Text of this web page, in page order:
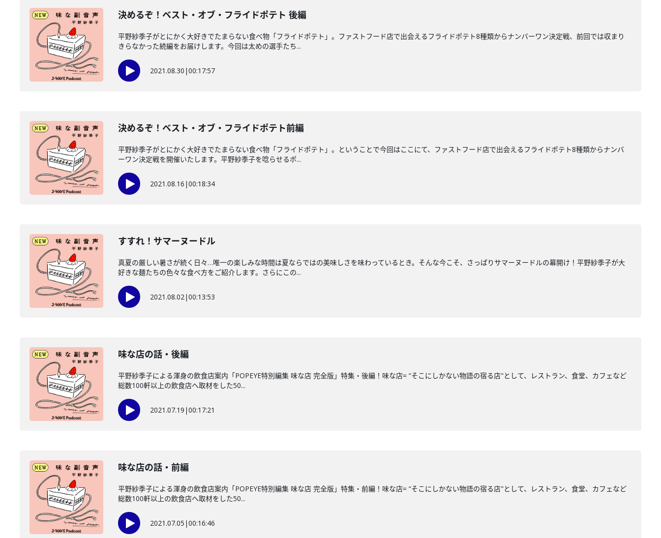
決めるぞ！ベスト・オブ・フライドポテト 後編
平野紗季子がとにかく大好きでたまらない食べ物「フライドポテト」。ファストフード店で出会えるフライドポテト8種類からナンバーワン決定戦、前回では収まり
きらなかった続編をお届けします。今回は太めの選手たち...
2021.08.30 |00:17:57
決めるぞ！ベスト・オブ・フライドポテト前編
平野紗季子がとにかく大好きでたまらない食べ物「フライドポテト」。ということで今回はここにて、ファストフード店で出会えるフライドポテト8種類からナンバ
ーワン決定戦を開催いたします。平野紗季子を唸らせるポ...
2021.08.16 |00:18:34
すすれ！サマーヌードル
真夏の厳しい暑さが続く日々…唯一の楽しみな時間は夏ならではの美味しさを味わっているとき。そんな今こそ、さっぱりサマーヌードルの幕開け！平野紗季子が大
好きな麺たちの色々な食べ方をご紹介します。さらにこの...
2021.08.02|00:13:53
味な店の話・後編
平野紗季子による渾身の飲食店案内「POPEYE特別編集 味な店 完全版」特集・後編！味な店= “そこにしかない物語の宿る店"として、レストラン、食堂、カフェなど
総数100軒以上の飲食店へ取材をした50...
2021.07.19 |00:17:21
味な店の話・前編
平野紗季子による渾身の飲食店案内「POPEYE特別編集 味な店 完全版」特集・前編！味な店= “そこにしかない物語の宿る店"として、レストラン、食堂、カフェなど
総数100軒以上の飲食店へ取材をした50...
2021.07.05 |00:16:46